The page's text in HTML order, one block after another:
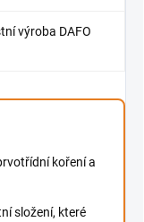
výroba DAFO
koření a
složení, které